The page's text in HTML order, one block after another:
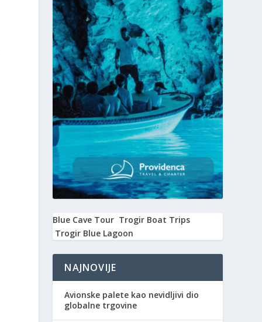
Blue Cave Tour Trogir Boat Trips
Trogir Blue Lagoon
NAJNOVIJE
Avionske palete kao nevidljivi dio
globalne trgovine